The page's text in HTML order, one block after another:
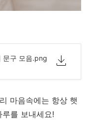
문구 모음.png
마음속에는 항상 햇
를 보내세요!